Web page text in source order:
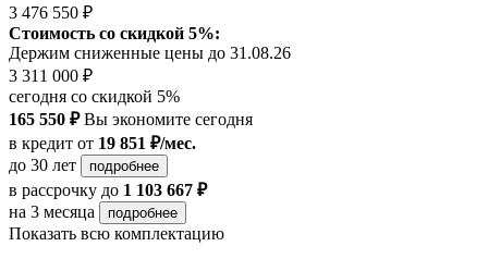
3 476 550 ₽
Стоимость со скидкой 5%:
Держим сниженные цены до 31.08.26
3 311 000 ₽
сегодня со скидкой 5%
165 550 ₽Вы экономите сегодня
в кредит от 19 851 ₽/мес.
до 30 лет
подробнее
в рассрочку до 1 103 667 ₽
на 3 месяца
подробнее
Показать всю комплектацию